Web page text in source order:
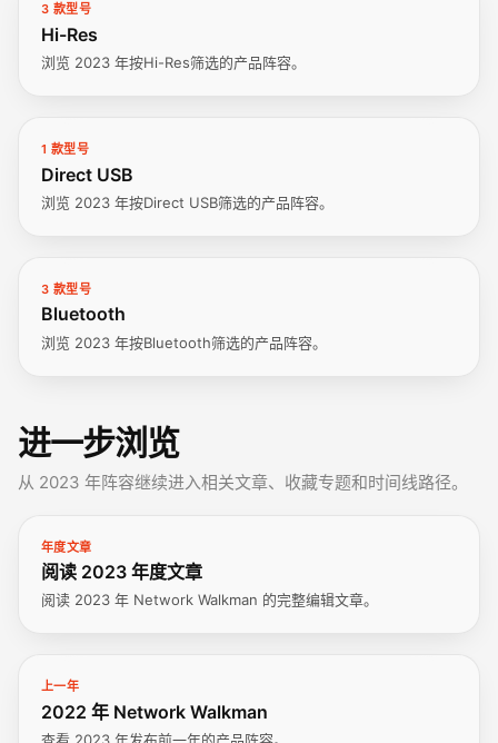
3 款型号
Hi-Res
浏览 2023 年按Hi-Res筛选的产品阵容。
1 款型号
Direct USB
浏览 2023 年按Direct USB筛选的产品阵容。
3 款型号
Bluetooth
浏览 2023 年按Bluetooth筛选的产品阵容。
进一步浏览
从 2023 年阵容继续进入相关文章、收藏专题和时间线路径。
年度文章
阅读 2023 年度文章
阅读 2023 年 Network Walkman 的完整编辑文章。
上一年
2022 年 Network Walkman